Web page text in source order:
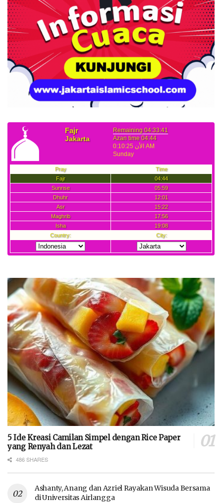
5 Ide Kreasi Camilan Simpel dengan Rice Paper
yang Renyah dan Lezat
486 SHARES
Ashanty, Anang dan Azriel Rayakan Wisuda Bersama
di Universitas Airlangga